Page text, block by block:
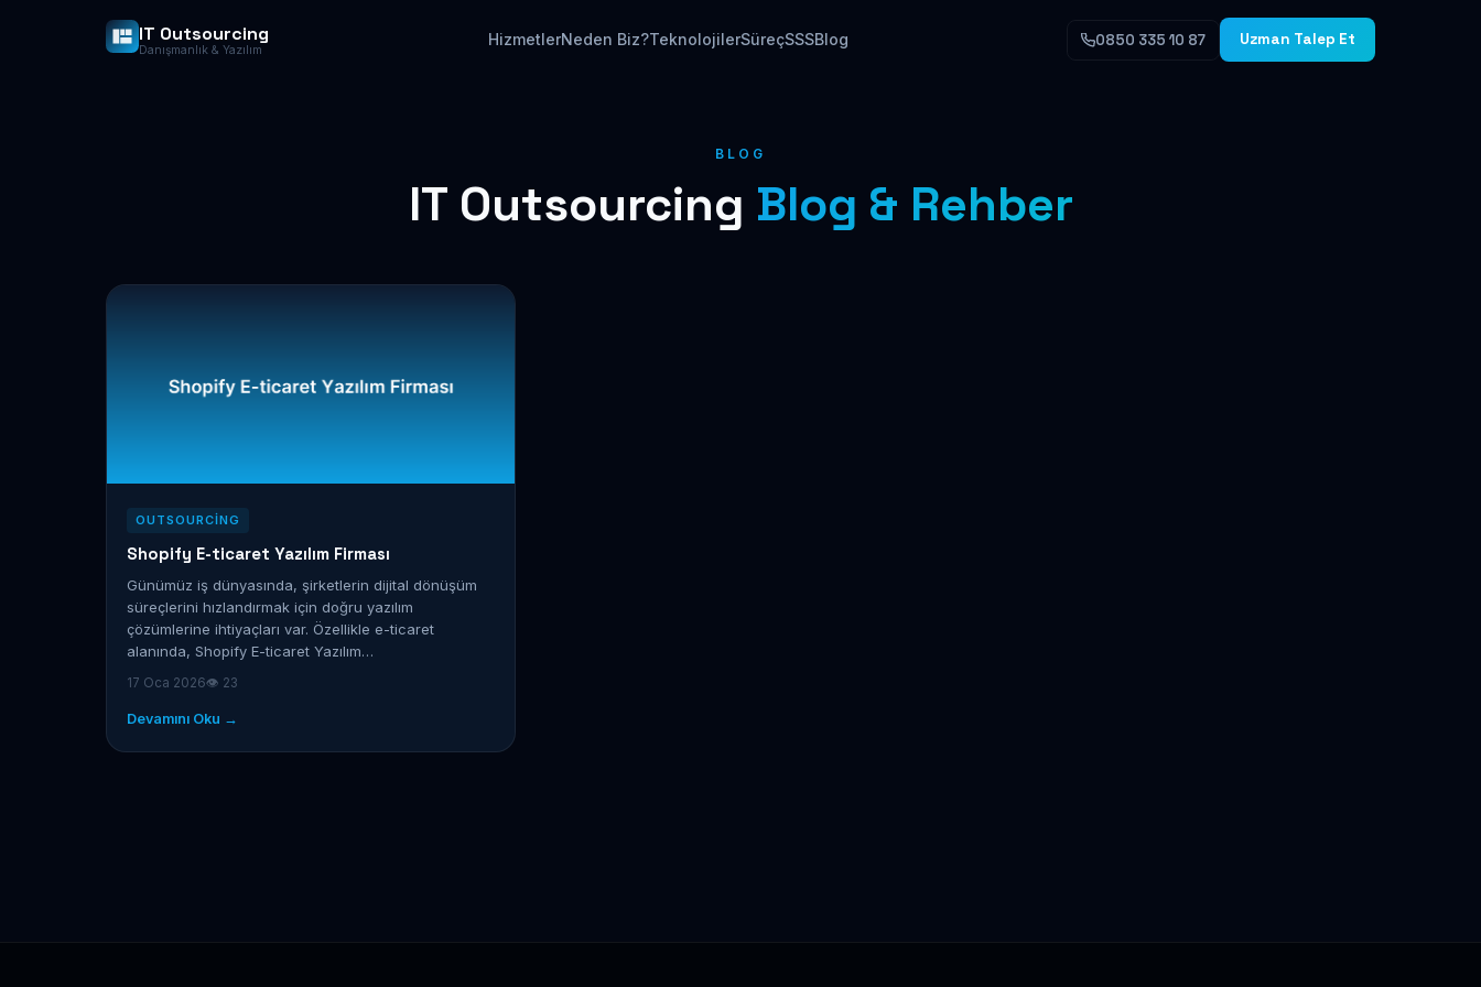
IT Outsourcing
Danışmanlık & Yazılım
HizmetlerNeden Biz?TeknolojilerSüreçSSSBlog 0850 335 10 87 Uzman Talep Et
BLOG
IT Outsourcing Blog & Rehber
OUTSOURCING
Shopify E-ticaret Yazılım Firması
Günümüz iş dünyasında, şirketlerin dijital dönüşüm
süreçlerini hızlandırmak için doğru yazılım
çözümlerine ihtiyaçları var. Özellikle e-ticaret
alanında, Shopify E-ticaret Yazılım…
17 Oca 2026👁 23
Devamını Oku →